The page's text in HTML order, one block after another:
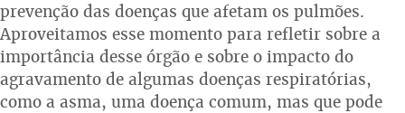
prevenção das doenças que afetam os pulmões.
Aproveitamos esse momento para refletir sobre a
importância desse órgão e sobre o impacto do
agravamento de algumas doenças respiratórias,
como a asma, uma doença comum, mas que pode